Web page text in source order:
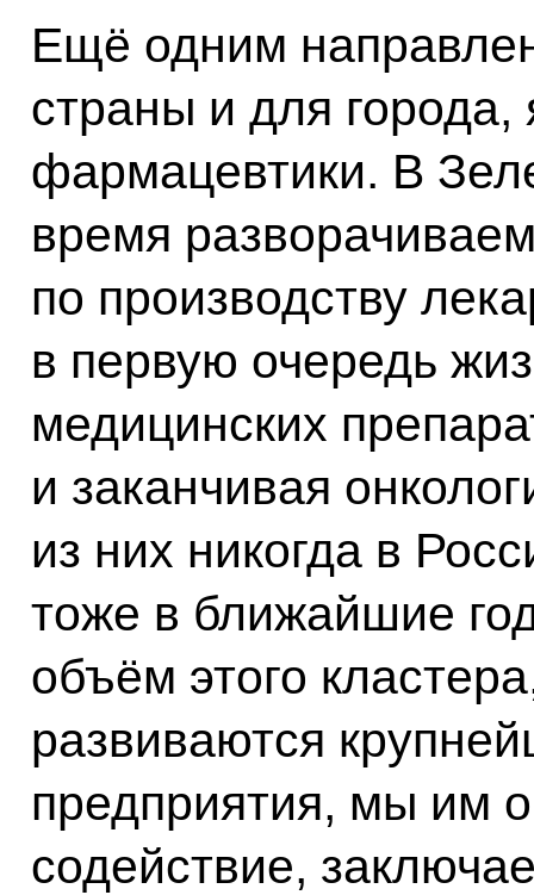
Ещё одним
страны и для города,
фармацевтики. В
время
по производству
в первую очередь
медицинских
и заканчивая
из них никогда в
тоже в ближайшие
объём этого
развиваются
предприятия, мы им
содействие,